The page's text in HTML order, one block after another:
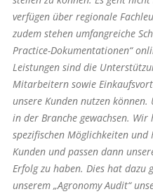
verfügen über regionale
zudem stehen umfangreiche
Practice-Dokumentationen“
Leistungen sind die
Mitarbeitern sowie
unsere Kunden nutzen
in der Branche gewachsen.
spezifischen Möglichkeiten
Kunden und passen dann
Erfolg zu haben. Dies hat dazu
unserem „Agronomy Audit“